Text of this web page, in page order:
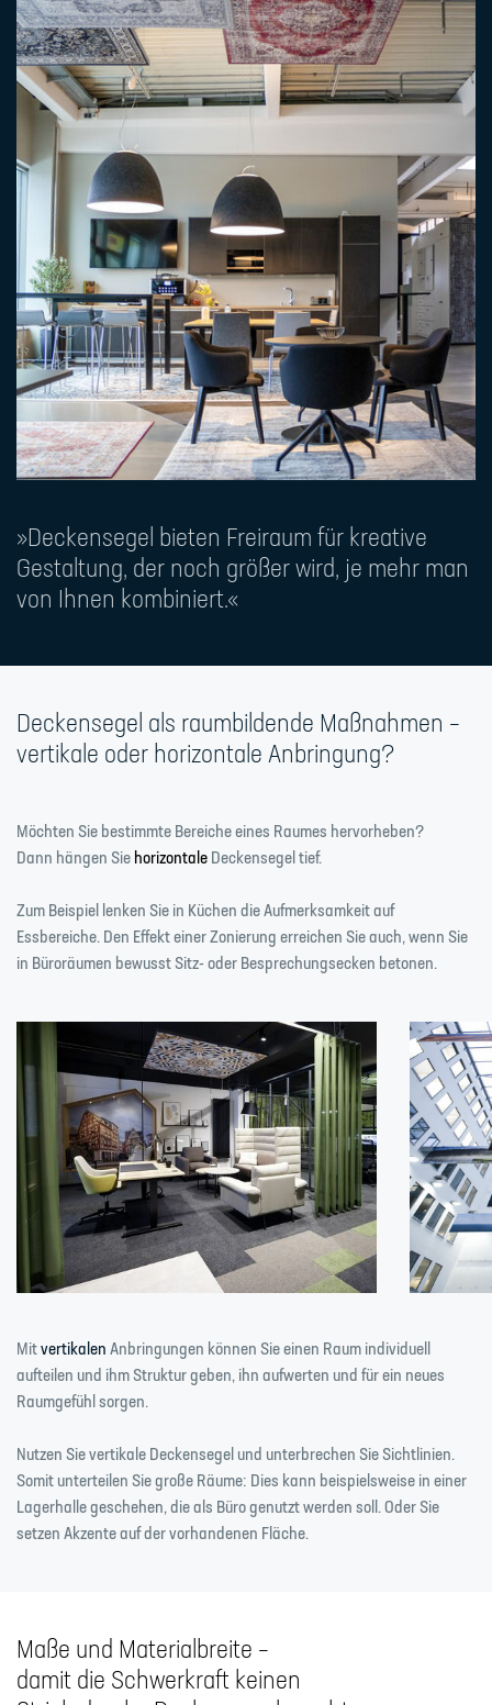
»Deckensegel bieten Freiraum für kreative
Gestaltung, der noch größer wird, je mehr man
von Ihnen kombiniert.«
Deckensegel als raumbildende Maßnahmen –
vertikale oder horizontale Anbringung?
Möchten Sie bestimmte Bereiche eines Raumes hervorheben?
Dann hängen Sie horizontale Deckensegel tief.
Zum Beispiel lenken Sie in Küchen die Aufmerksamkeit auf
Essbereiche. Den Effekt einer Zonierung erreichen Sie auch, wenn Sie
in Büroräumen bewusst Sitz- oder Besprechungsecken betonen.
Mitvertikalen Anbringungen können Sie einen Raum individuell
aufteilen und ihm Struktur geben, ihn aufwerten und für ein neues
Raumgefühl sorgen.
Nutzen Sie vertikale Deckensegel und unterbrechen Sie Sichtlinien.
Somit unterteilen Sie große Räume: Dies kann beispielsweise in einer
Lagerhalle geschehen, die als Büro genutzt werden soll. Oder Sie
setzen Akzente auf der vorhandenen Fläche.
Maße und Materialbreite –
damit die Schwerkraft keinen